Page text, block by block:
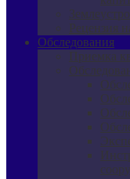
Рецензия
Обследования
Приемка